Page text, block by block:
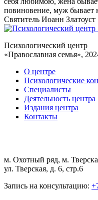
повиновение, муж бывает
Святитель Иоанн Златоуст
Психологический центр
«Православная семья»,
О центре
Психологические
Специалисты
Деятельность центра
Издания центра
Контакты
м. Охотный ряд, м.
ул. Тверская, д. 6, стр.6
Запись на консультацию: